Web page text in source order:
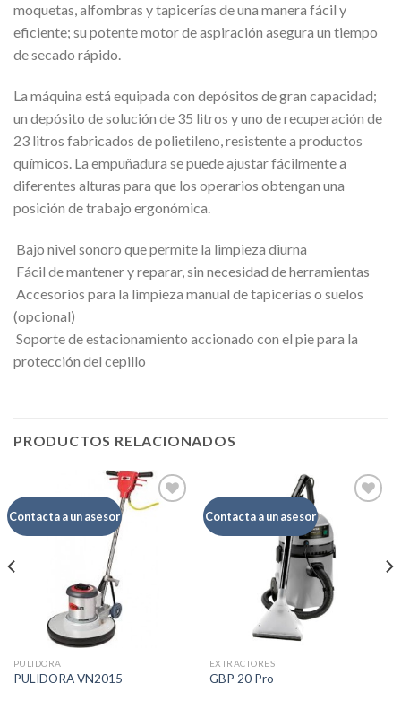
moquetas, alfombras y tapicerías de una manera fácil y
eficiente; su potente motor de aspiración asegura un tiempo
de secado rápido.
La máquina está equipada con depósitos de gran capacidad;
un depósito de solución de 35 litros y uno de recuperación de
23 litros fabricados de polietileno, resistente a productos
químicos. La empuñadura se puede ajustar fácilmente a
diferentes alturas para que los operarios obtengan una
posición de trabajo ergonómica.
 Bajo nivel sonoro que permite la limpieza diurna
 Fácil de mantener y reparar, sin necesidad de herramientas
 Accesorios para la limpieza manual de tapicerías o suelos
(opcional)
 Soporte de estacionamiento accionado con el pie para la
protección del cepillo
PRODUCTOS RELACIONADOS
Contacta a un asesor
PULIDORA
PULIDORA VN2015
Contacta a un asesor
EXTRACTORES
GBP 20 Pro